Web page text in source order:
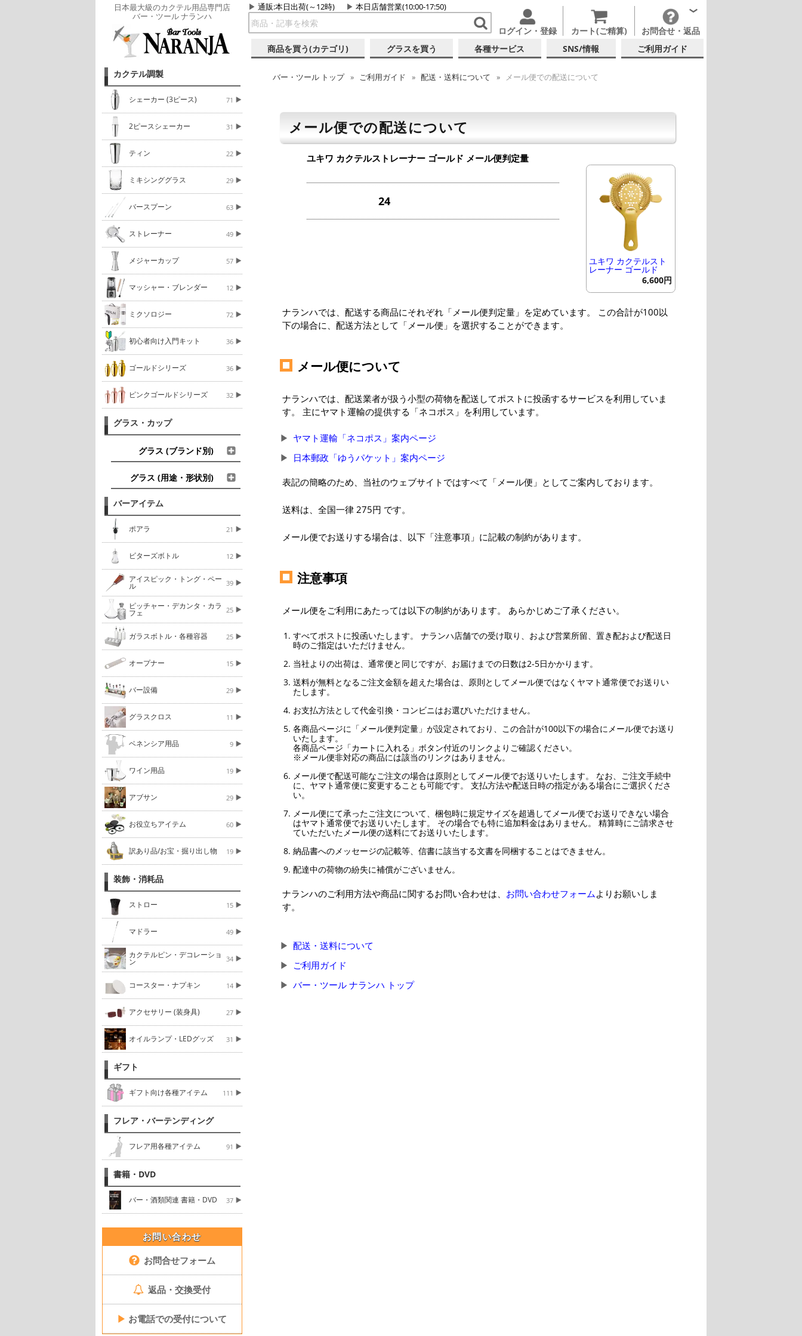
日本最大級のカクテル用品専門店
バー・ツール ナランハ
通販:本日出荷(～12時) 本日店舗営業(10:00-17:50)
ログイン・登録 カート(ご精算) お問合せ・返品
商品を買う(カテゴリ) グラスを買う 各種サービス SNS/情報 ご利用ガイド
カクテル調製
シェーカー (3ピース) 71
2ピースシェーカー 31
ティン 22
ミキシンググラス 29
バースプーン 63
ストレーナー 49
メジャーカップ 57
マッシャー・ブレンダー 12
ミクソロジー 72
初心者向け入門キット 36
ゴールドシリーズ 36
ピンクゴールドシリーズ 32
グラス・カップ
グラス (ブランド別)
グラス (用途・形状別)
バーアイテム
ポアラ 21
ビターズボトル 12
アイスピック・トング・ペー
ル 39
ピッチャー・デカンタ・カラ
フェ 25
ガラスボトル・各種容器 25
オープナー 15
バー設備 29
グラスクロス 11
ベネンシア用品 9
ワイン用品 19
アブサン 29
お役立ちアイテム 60
訳あり品/お宝・掘り出し物 19
装飾・消耗品
ストロー 15
マドラー 49
カクテルピン・デコレーショ
ン 34
コースター・ナプキン 14
アクセサリー (装身具) 27
オイルランプ・LEDグッズ 31
ギフト
ギフト向け各種アイテム 111
フレア・バーテンディング
フレア用各種アイテム 91
書籍・DVD
バー・酒類関連 書籍・DVD 37
お問い合わせ
お問合せフォーム
返品・交換受付
▶ お電話での受付について
バー・ツールトップ ご利用ガイド 配送・送料について メール便での配送について
メール便での配送について
ユキワ カクテルストレーナー ゴールド メール便判定量
24
ユキワ カクテルスト
レーナー ゴールド
6,600円
ナランハでは、配送する商品にそれぞれ「メール便判定量」を定めています。 この合計が100以
下の場合に、配送方法として「メール便」を選択することができます。
メール便について
ナランハでは、配送業者が扱う小型の荷物を配送してポストに投函するサービスを利用していま
す。 主にヤマト運輸の提供する「ネコポス」を利用しています。
ヤマト運輸「ネコポス」案内ページ
日本郵政「ゆうパケット」案内ページ
表記の簡略のため、当社のウェブサイトではすべて「メール便」としてご案内しております。
送料は、全国一律 275円 です。
メール便でお送りする場合は、以下「注意事項」に記載の制約があります。
注意事項
メール便をご利用にあたっては以下の制約があります。 あらかじめご了承ください。
すべてポストに投函いたします。 ナランハ店舗での受け取り、および営業所留、置き配および配送日
時のご指定はいただけません。
当社よりの出荷は、通常便と同じですが、お届けまでの日数は2-5日かかります。
送料が無料となるご注文金額を超えた場合は、原則としてメール便ではなくヤマト通常便でお送りい
たします。
お支払方法として代金引換・コンビニはお選びいただけません。
各商品ページに「メール便判定量」が設定されており、この合計が100以下の場合にメール便でお送り
いたします。
各商品ページ「カートに入れる」ボタン付近のリンクよりご確認ください。
※メール便非対応の商品には該当のリンクはありません。
メール便で配送可能なご注文の場合は原則としてメール便でお送りいたします。 なお、ご注文手続中
に、ヤマト通常便に変更することも可能です。 支払方法や配送日時の指定がある場合にご選択くださ
い。
メール便にて承ったご注文について、梱包時に規定サイズを超過してメール便でお送りできない場合
はヤマト通常便でお送りいたします。 その場合でも特に追加料金はありません。 精算時にご請求させ
ていただいたメール便の送料にてお送りいたします。
納品書へのメッセージの記載等、信書に該当する文書を同梱することはできません。
配達中の荷物の紛失に補償がございません。
ナランハのご利用方法や商品に関するお問い合わせは、 お問い合わせフォームよりお願いしま
す。
配送・送料について
ご利用ガイド
バー・ツール ナランハ トップ